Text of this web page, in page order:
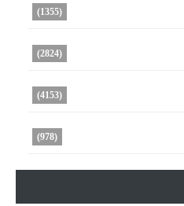
(1355)
(2824)
(4153)
(978)